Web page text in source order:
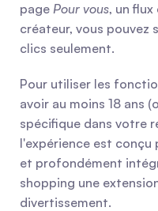
page Pour vous, un
créateur, vous pouvez
clics seulement.
Pour utiliser les
avoir au moins 18 ans
spécifique dans votre
l'expérience est conçu
et profondément
shopping une
divertissement.